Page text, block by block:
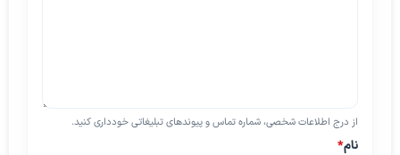
از درج اطلاعات شخصی، شماره تماس و پیوندهای تبلیغاتی خودداری کنید.
نام*